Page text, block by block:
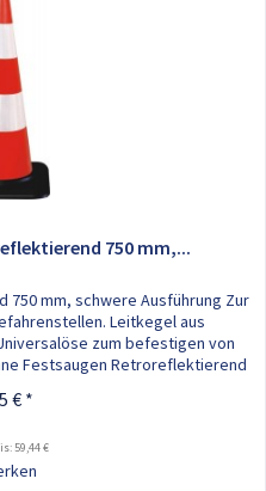
750 mm,...
mm, schwere Ausführung Zur
Leitkegel aus
zum befestigen von
Festsaugen Retroreflektierend
€ *
59,44 €